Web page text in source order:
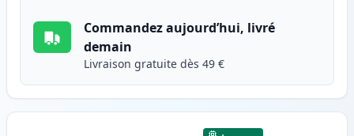
Commandez aujourd’hui, livré
demain
Livraison gratuite dès 49 €